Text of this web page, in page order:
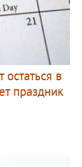
в
праздник